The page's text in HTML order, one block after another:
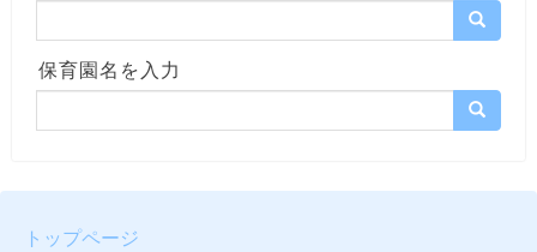
保育園名を入力
トップページ